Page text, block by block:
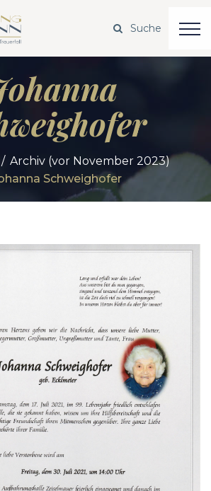
Archiv (vor November 2023)
Schweighofer